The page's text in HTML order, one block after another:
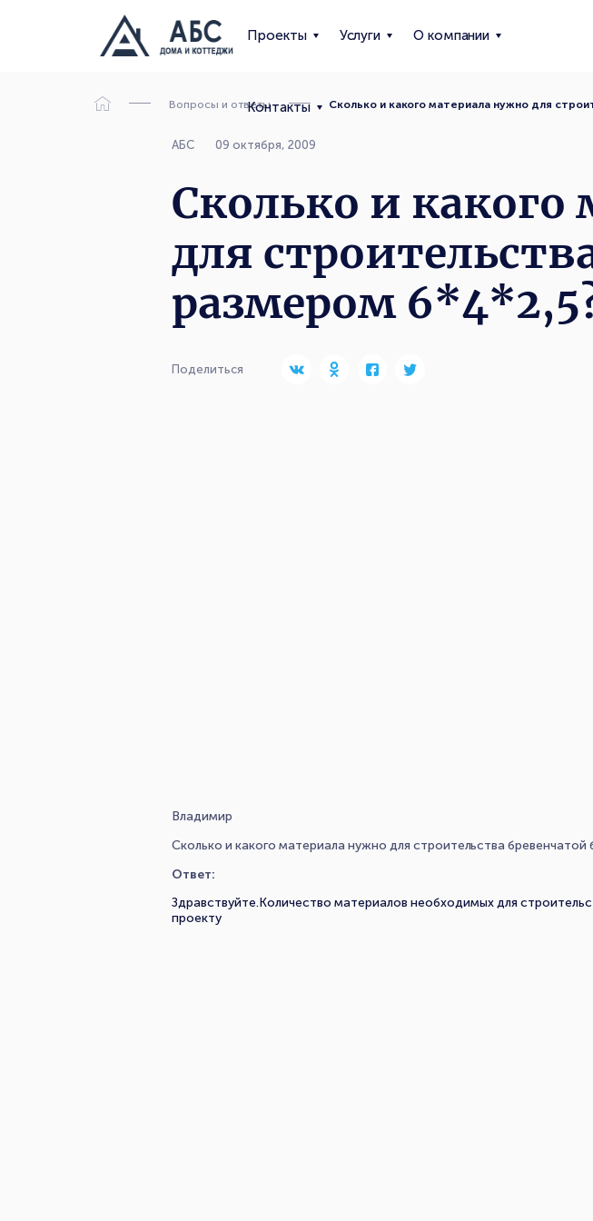
Проекты Услуги О компании
Контакты
Вопросы и ответы Сколько и какого материала нужно для
АБС 09 октября, 2009
Сколько и
для
размером
Поделиться
Владимир
Сколько и какого материала нужно для строительства
Ответ:
Здравствуйте.Количество материалов необходимых для
проекту